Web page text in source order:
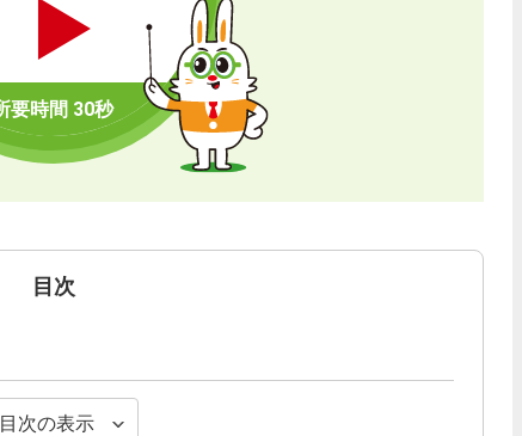
目次
目次の表示